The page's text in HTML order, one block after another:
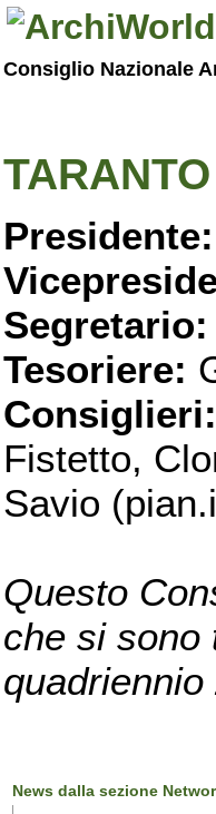
Consiglio Nazionale
TARANTO
Presidente:
Segretario:
Tesoriere:
Consiglieri:
Fistetto,
Savio
Questo
che si sono
quadriennio
News dalla sezione